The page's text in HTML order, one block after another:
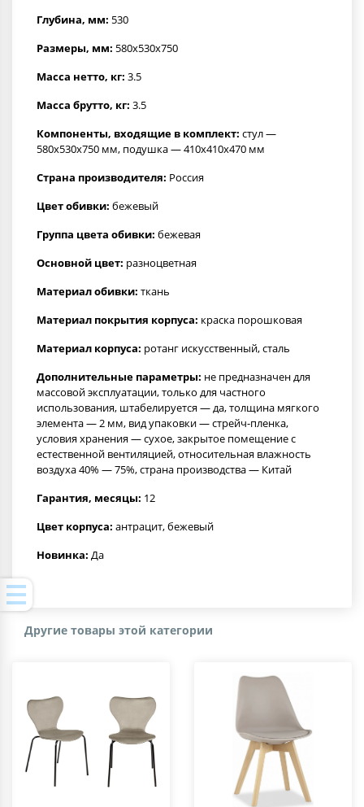
Глубина, мм: 530
Размеры, мм: 580x530x750
Масса нетто, кг: 3.5
Масса брутто, кг: 3.5
Компоненты, входящие в комплект: стул —
580x530x750 мм, подушка — 410х410х470 мм
Страна производителя: Россия
Цвет обивки: бежевый
Группа цвета обивки: бежевая
Основной цвет: разноцветная
Материал обивки: ткань
Материал покрытия корпуса: краска порошковая
Материал корпуса: ротанг искусственный, сталь
Дополнительные параметры: не предназначен для
массовой эксплуатации, только для частного
использования, штабелируется — да, толщина мягкого
элемента — 2 мм, вид упаковки — стрейч-пленка,
условия хранения — сухое, закрытое помещение с
естественной вентиляцией, относительная влажность
воздуха 40% — 75%, страна производства — Китай
Гарантия, месяцы: 12
Цвет корпуса: антрацит, бежевый
Новинка: Да
Другие товары этой категории